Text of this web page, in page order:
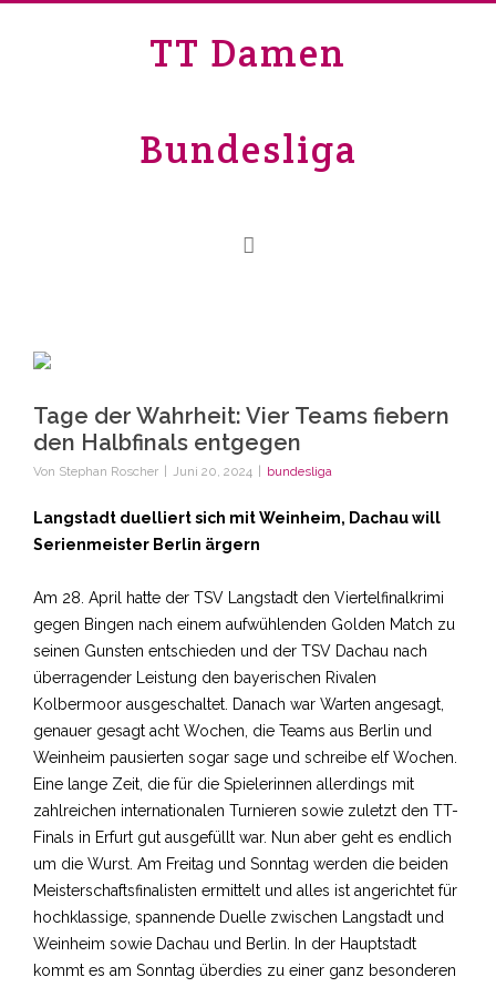
TT Damen
Bundesliga
Tage der Wahrheit: Vier Teams fiebern
den Halbfinals entgegen
Von Stephan Roscher Juni 20, 2024 bundesliga
Langstadt duelliert sich mit Weinheim, Dachau will
Serienmeister Berlin ärgern
Am 28. April hatte der TSV Langstadt den Viertelfinalkrimi
gegen Bingen nach einem aufwühlenden Golden Match zu
seinen Gunsten entschieden und der TSV Dachau nach
überragender Leistung den bayerischen Rivalen
Kolbermoor ausgeschaltet. Danach war Warten angesagt,
genauer gesagt acht Wochen, die Teams aus Berlin und
Weinheim pausierten sogar sage und schreibe elf Wochen.
Eine lange Zeit, die für die Spielerinnen allerdings mit
zahlreichen internationalen Turnieren sowie zuletzt den TT-
Finals in Erfurt gut ausgefüllt war. Nun aber geht es endlich
um die Wurst. Am Freitag und Sonntag werden die beiden
Meisterschaftsfinalisten ermittelt und alles ist angerichtet für
hochklassige, spannende Duelle zwischen Langstadt und
Weinheim sowie Dachau und Berlin. In der Hauptstadt
kommt es am Sonntag überdies zu einer ganz besonderen